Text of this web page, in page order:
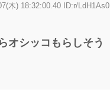
木) 18:32:00.40 ID:r/LdH1As0
オシッコもらしそう